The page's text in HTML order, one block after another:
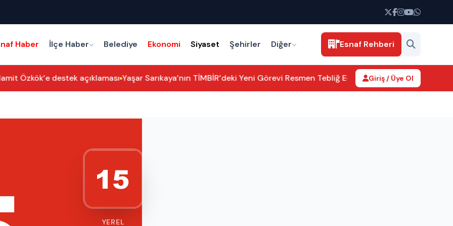
Haber İlçe Haber Belediye Ekonomi Siyaset Şehirler Diğer Esnaf Rehberi
destek açıklaması Yaşar Sarıkaya’nın TİMBİR’deki Yeni Görevi Resmen Tebliğ Edildi Aksaray’da kamu
Giriş / Üye Ol
YEREL